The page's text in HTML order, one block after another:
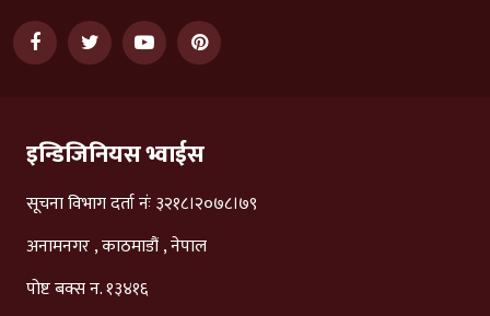
इन्डिजिनियस भ्वाईस
सूचना विभाग दर्ता नंः ३२१८।२०७८।७९
अनामनगर , काठमाडौं , नेपाल
पोष्ट बक्स न. १३४१६